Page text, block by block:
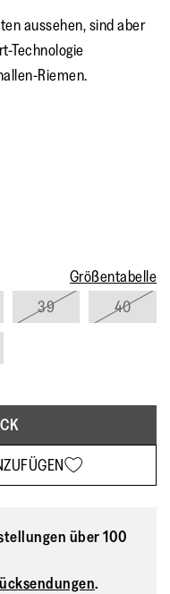
5
Sternen,
Durchschnittswert
der
Bewertung.
aussehen, sind aber
Technologie
Riemen.
Größentabelle
39 40
über 100
.